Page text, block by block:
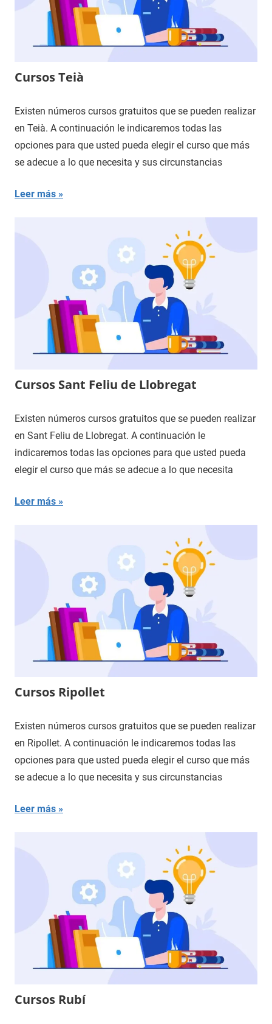
Cursos Teià
Existen números cursos gratuitos que se pueden realizar
en Teià. A continuación le indicaremos todas las
opciones para que usted pueda elegir el curso que más
se adecue a lo que necesita y sus circunstancias
Leer más
Cursos Sant Feliu de Llobregat
Existen números cursos gratuitos que se pueden realizar
en Sant Feliu de Llobregat. A continuación le
indicaremos todas las opciones para que usted pueda
elegir el curso que más se adecue a lo que necesita
Leer más
Cursos Ripollet
Existen números cursos gratuitos que se pueden realizar
en Ripollet. A continuación le indicaremos todas las
opciones para que usted pueda elegir el curso que más
se adecue a lo que necesita y sus circunstancias
Leer más
Cursos Rubí